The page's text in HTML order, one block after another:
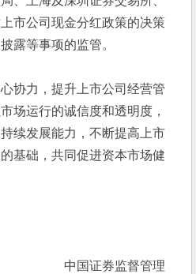
市公司现金分红政策的决策
露等事项的监管。
协力，提升上市公司经营管
场运行的诚信度和透明度，
续发展能力，不断提高上市
基础，共同促进资本市场健
监督管理